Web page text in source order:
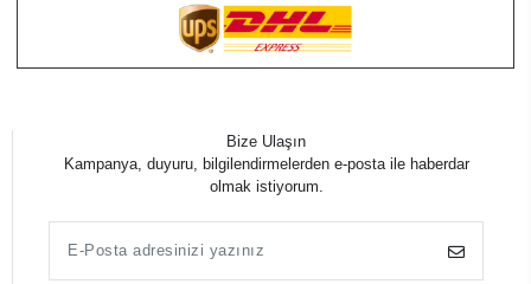
Bize Ulaşın
Kampanya, duyuru, bilgilendirmelerden e-posta ile haberdar
olmak istiyorum.